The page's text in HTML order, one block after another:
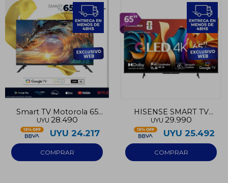
Smart TV Motorola 65
UHD 4K Google TV
UYU 28.490
UYU 24.217
HISENSE SMART TV
QLED 4K 65
UYU 29.990
UYU 25.492